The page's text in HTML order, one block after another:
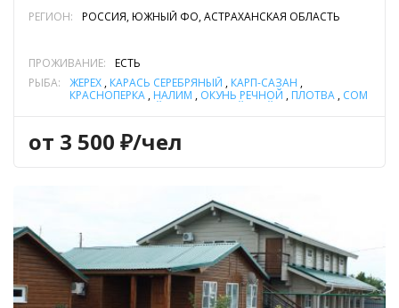
РЕГИОН: РОССИЯ, ЮЖНЫЙ ФО, АСТРАХАНСКАЯ ОБЛАСТЬ
ПРОЖИВАНИЕ:
ЕСТЬ
РЫБА:
ЖЕРЕХ , КАРАСЬ СЕРЕБРЯНЫЙ , КАРП-САЗАН ,
КРАСНОПЕРКА , НАЛИМ , ОКУНЬ РЕЧНОЙ , ПЛОТВА , СОМ
от 3 500 ₽/чел